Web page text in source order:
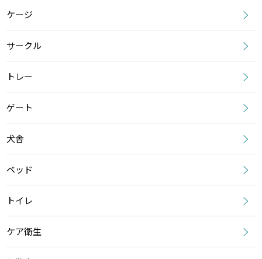
ケージ
サークル
トレー
ゲート
犬舎
ベッド
トイレ
ケア衛生